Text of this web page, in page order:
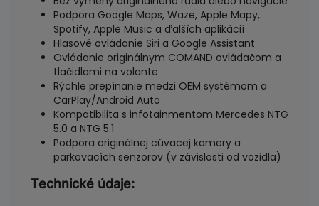
Podpora Google Maps, Waze, Apple Mapy,
Spotify, Apple Music a ďalších aplikácií
Hlasové ovládanie Siri a Google Assistant
Ovládanie originálnym COMAND ovládačom a
tlačidlami na volante
Rýchle prepínanie medzi OEM systémom a
CarPlay/Android Auto
Kompatibilita s infotainmentom Mercedes NTG
5.0 a NTG 5.1
Podpora originálnej cúvacej kamery a
parkovacích senzorov (v závislosti od vozidla)
Technické údaje: